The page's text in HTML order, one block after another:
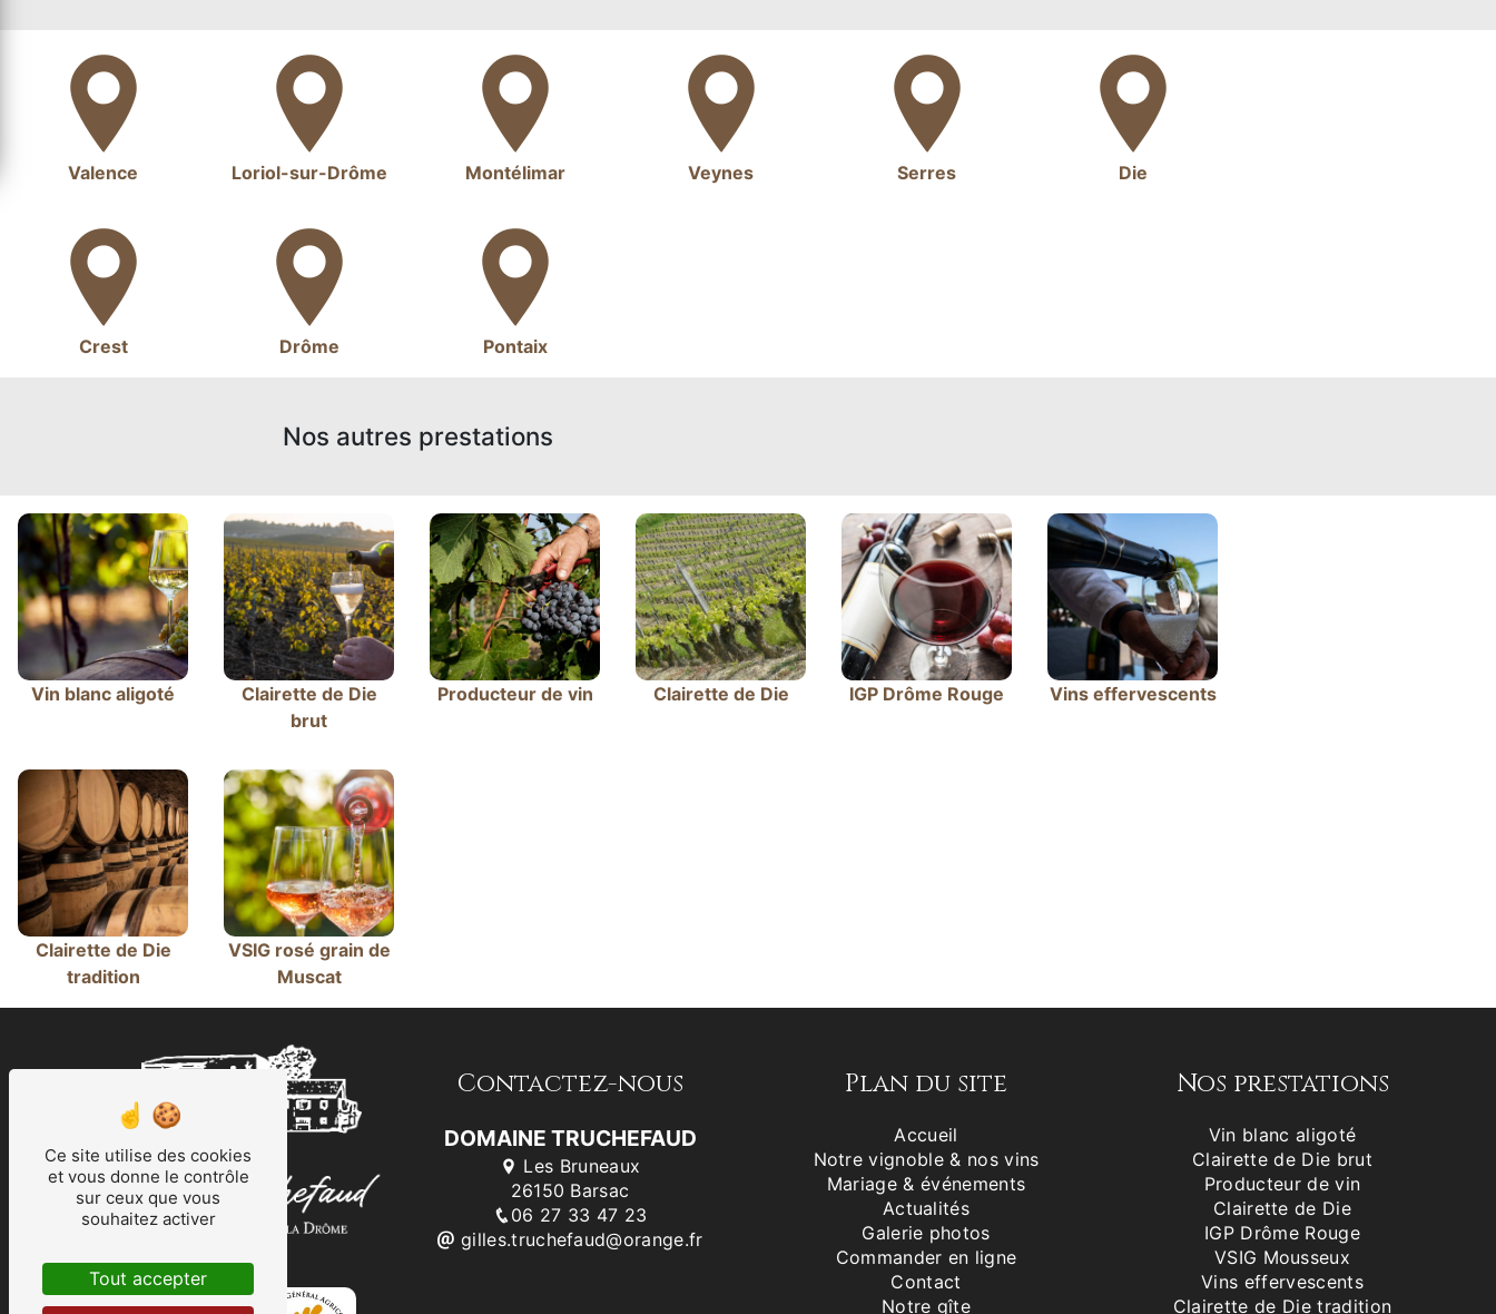
Valence Loriol-sur-Drôme Montélimar Veynes Serres Die
Crest Drôme Pontaix
Nos autres prestations
Vin blanc aligoté
Clairette de Die
brut
Producteur de vin Clairette de Die IGP Drôme Rouge Vins effervescents
Clairette de Die
tradition
VSIG rosé grain de
Muscat
Contactez-nous
DOMAINE TRUCHEFAUD
Les Bruneaux
26150 Barsac
06 27 33 47 23
gilles.truchefaud@orange.fr
Plan du site
Accueil
Notre vignoble & nos vins
Mariage & événements
Actualités
Galerie photos
Commander en ligne
Contact
Notre gîte
Nos prestations
Vin blanc aligoté
Clairette de Die brut
Producteur de vin
Clairette de Die
IGP Drôme Rouge
VSIG Mousseux
Vins effervescents
Clairette de Die tradition
Ce site utilise des cookies
et vous donne le contrôle
sur ceux que vous
souhaitez activer
Tout accepter